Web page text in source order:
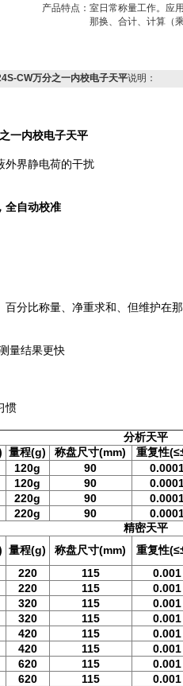
产品特点： 室日常称量工作。应
那换、合计、计算（
CW万分之一内校电子天平说明：
一内校电子天平
外界静电荷的干扰
全自动校准
分比称量、净重求和、但维护在
量结果更快
惯
分析天平
量程(g) 称盘尺寸(mm) 重复性
120g 90
120g 90
220g 90
220g 90
精密天平
量程(g) 称盘尺寸(mm) 重复性
220 115 0.001
220 115 0.001
320 115 0.001
320 115 0.001
420 115 0.001
420 115 0.001
620 115 0.001
620 115 0.001